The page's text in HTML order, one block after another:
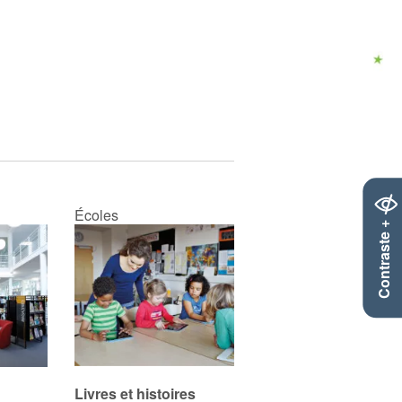
Contraste +
Écoles
Livres et histoires